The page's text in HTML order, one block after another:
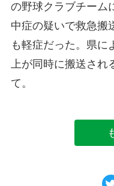
の野球クラブチーム
中症の疑いで救急搬
も軽症だった。県に
上が同時に搬送され
て。